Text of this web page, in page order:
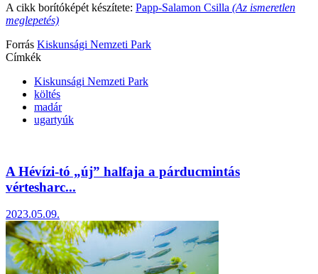
A cikk borítóképét készítete: Papp-Salamon Csilla (Az ismeretlen
meglepetés)
Forrás Kiskunsági Nemzeti Park
Címkék
Kiskunsági Nemzeti Park
költés
madár
ugartyúk
A Hévízi-tó „új” halfaja a párducmintás
vértesharc...
2023.05.09.